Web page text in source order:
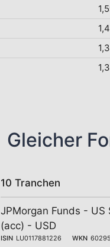
Gleicher
10 Tranchen
JPMorgan Funds - US
(acc) - USD
ISIN LU0117881226 WKN